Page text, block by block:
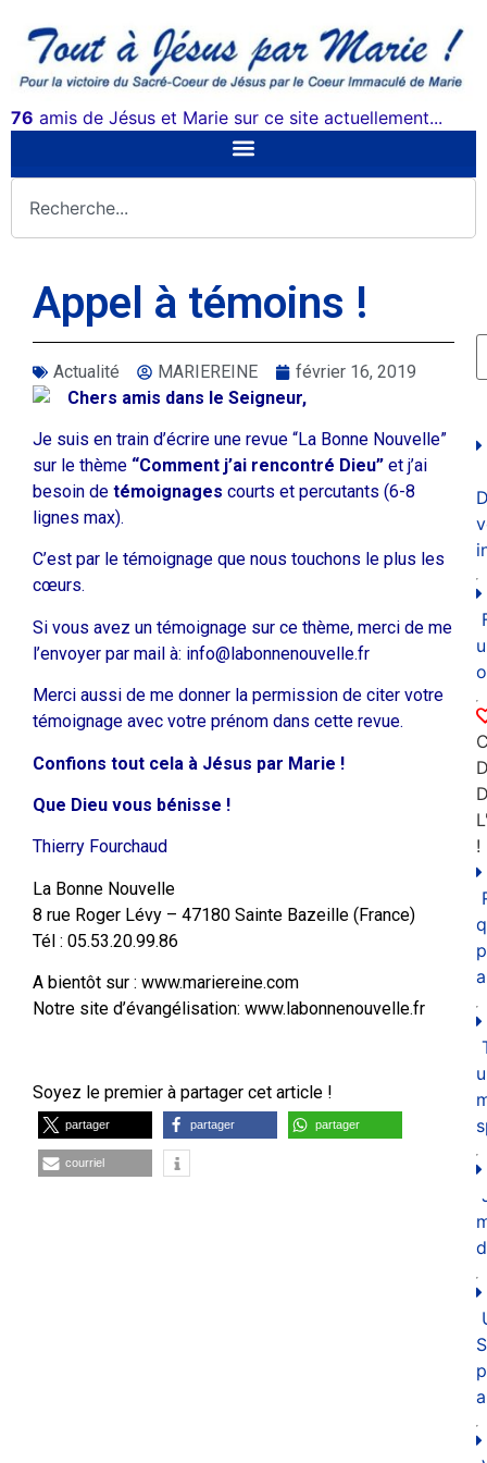
76 amis de Jésus et Marie sur ce site actuellement...
Appel à témoins !
Actualité MARIEREINE
février 16, 2019
Chers amis dans le Seigneur,
Je suis en train d’écrire une revue “La Bonne Nouvelle”
sur le thème “Comment j’ai rencontré Dieu” et j’ai
besoin de témoignages courts et percutants (6-8
lignes max).
C’est par le témoignage que nous touchons le plus les
cœurs.
Si vous avez un témoignage sur ce thème, merci de me
l’envoyer par mail à: info@labonnenouvelle.fr
Merci aussi de me donner la permission de citer votre
témoignage avec votre prénom dans cette revue.
Confions tout cela à Jésus par Marie !
Que Dieu vous bénisse !
Thierry Fourchaud
La Bonne Nouvelle
8 rue Roger Lévy – 47180 Sainte Bazeille (France)
Tél : 05.53.20.99.86
A bientôt sur : www.mariereine.com
Notre site d’évangélisation: www.labonnenouvelle.fr
Soyez le premier à partager cet article !
partager partager partager
courriel
!